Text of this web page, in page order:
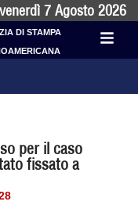
venerdì 7 Agosto 2026
DI STAMPA
per il caso
fissato a